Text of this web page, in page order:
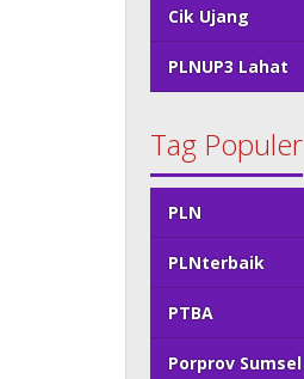
Cik Ujang
PLNUP3 Lahat
Tag Populer
PLN
PLNterbaik
PTBA
Porprov Sumsel